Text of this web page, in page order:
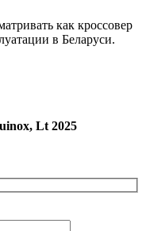
как кроссовер
в Беларуси.
Lt 2025